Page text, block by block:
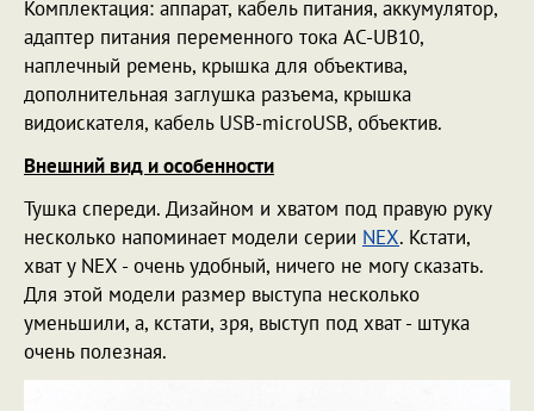
Комплектация: аппарат, кабель питания, аккумулятор,
адаптер питания переменного тока AC-UB10,
наплечный ремень, крышка для объектива,
дополнительная заглушка разъема, крышка
видоискателя, кабель USB-microUSB, объектив.
Внешний вид и особенности
Тушка спереди. Дизайном и хватом под правую руку
несколько напоминает модели серии NEX. Кстати,
хват у NEX - очень удобный, ничего не могу сказать.
Для этой модели размер выступа несколько
уменьшили, а, кстати, зря, выступ под хват - штука
очень полезная.